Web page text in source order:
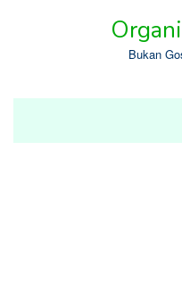
Bukan